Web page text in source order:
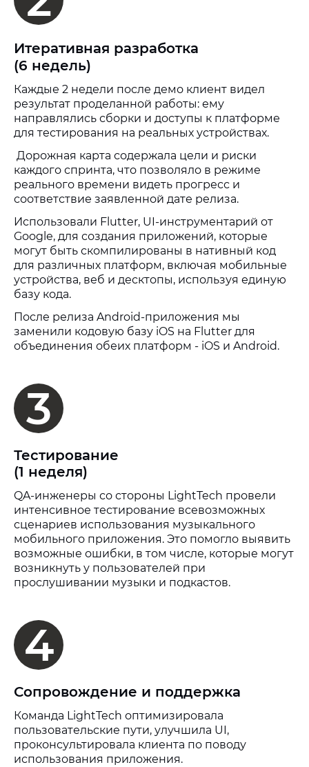
Итеративная разработка
(6 недель)
Каждые 2 недели после демо клиент видел
результат проделанной работы: ему
направлялись сборки и доступы к платформе
для тестирования на реальных устройствах.
Дорожная карта содержала цели и риски
каждого спринта, что позволяло в режиме
реального времени видеть прогресс и
соответствие заявленной дате релиза.
Использовали Flutter, UI-инструментарий от
Google, для создания приложений, которые
могут быть скомпилированы в нативный код
для различных платформ, включая мобильные
устройства, веб и десктопы, используя единую
базу кода.
После релиза Android-приложения мы
заменили кодовую базу iOS на Flutter для
объединения обеих платформ - iOS и Android.
3
Тестирование
(1 неделя)
QA-инженеры со стороны LightTech провели
интенсивное тестирование всевозможных
сценариев использования музыкального
мобильного приложения. Это помогло выявить
возможные ошибки, в том числе, которые могут
возникнуть у пользователей при
прослушивании музыки и подкастов.
4
Сопровождение и поддержка
Команда LightTech оптимизировала
пользовательские пути, улучшила UI,
проконсультировала клиента по поводу
использования приложения.